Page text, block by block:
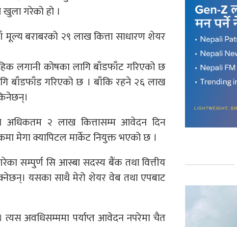
खुला गरेको हो ।
बराबरको २९ लाख कित्ता साधारण शेयर
लगानी कोषका लागि बाँडफाँट गरिएको छ
बाँडफाँड गरिएको छ । बाँकि रहने २६ लाख
अधिकतम २ लाख कित्तासम्म आवेदन दिन
मेगा क्यापिटल मार्केट नियुक्त भएको छ ।
सम्पुर्ण सि आस्बा सदस्य बैंक तथा वित्तीय
यसका साथै मेरो शेयर वेब तथा एपबाट
अवधिसम्ममा पर्याप्त आवेदन नपरेमा चैत